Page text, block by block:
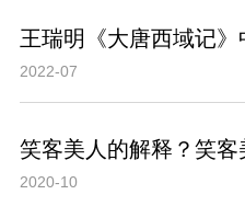
王瑞明《大唐西域记
2022-07
笑客美人的解释？笑
2020-10